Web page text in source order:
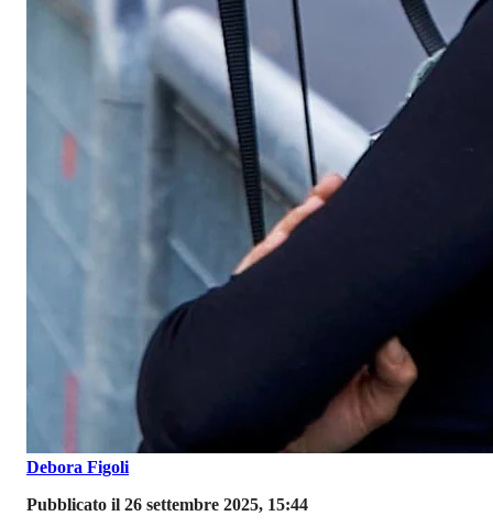
Debora Figoli
Pubblicato il 26 settembre 2025, 15:44